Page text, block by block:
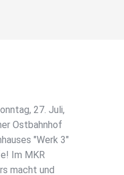
27. Juli,
Ostbahnhof
"Werk 3"
Im MKR
macht und